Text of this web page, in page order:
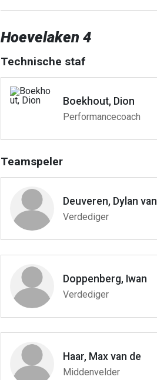
Hoevelaken 4
Technische staf
Boekhout, Dion
Performancecoach
Teamspeler
Deuveren, Dylan van
Verdediger
Doppenberg, Iwan
Verdediger
Haar, Max van de
Middenvelder